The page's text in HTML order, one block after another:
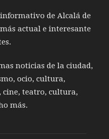
de Alcalá de
actual e interesante
noticias de la ciudad,
ocio, cultura,
cine, teatro, cultura,
más.